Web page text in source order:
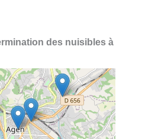
des nuisibles à